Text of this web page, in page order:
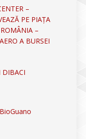
–
PE PIAȚA
–
A BURSEI
DIBACI